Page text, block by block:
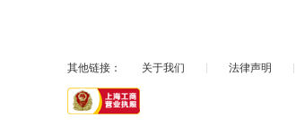
其他链接： 关于我们 法律声明